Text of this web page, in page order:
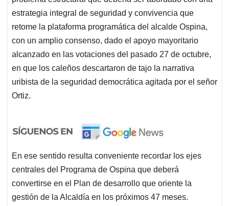
estrategia integral de seguridad y convivencia que
retome la plataforma programática del alcalde Ospina,
con un amplio consenso, dado el apoyo mayoritario
alcanzado en las votaciones del pasado 27 de octubre,
en que los caleños descartaron de tajo la narrativa
uribista de la seguridad democrática agitada por el señor
Ortiz.
En ese sentido resulta conveniente recordar los ejes
centrales del Programa de Ospina que deberá
convertirse en el Plan de desarrollo que oriente la
gestión de la Alcaldía en los próximos 47 meses.